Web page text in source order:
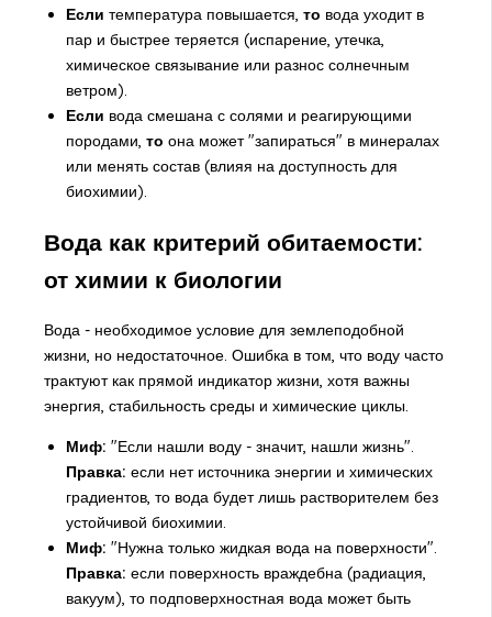
Если температура повышается, то вода уходит в
пар и быстрее теряется (испарение, утечка,
химическое связывание или разнос солнечным
ветром).
Если вода смешана с солями и реагирующими
породами, то она может "запираться" в минералах
или менять состав (влияя на доступность для
биохимии).
Вода как критерий обитаемости:
от химии к биологии
Вода - необходимое условие для землеподобной
жизни, но недостаточное. Ошибка в том, что воду часто
трактуют как прямой индикатор жизни, хотя важны
энергия, стабильность среды и химические циклы.
Миф: "Если нашли воду - значит, нашли жизнь".
Правка: если нет источника энергии и химических
градиентов, то вода будет лишь растворителем без
устойчивой биохимии.
Миф: "Нужна только жидкая вода на поверхности".
Правка: если поверхность враждебна (радиация,
вакуум), то подповерхностная вода может быть